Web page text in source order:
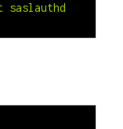
saslauthd